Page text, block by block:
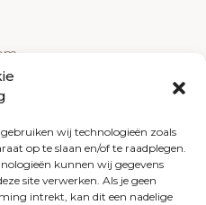
wij technologieën zoals
op te slaan en/of te raadplegen.
kunnen wij gegevens
site verwerken. Als je geen
intrekt, kan dit een nadelige